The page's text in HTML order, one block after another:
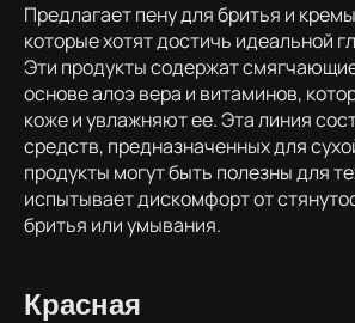
Предлагает пену для бритья и
которые хотят достичь идеальной
Эти продукты содержат
основе алоэ вера и витаминов,
коже и увлажняют ее. Эта линия
средств, предназначенных для
продукты могут быть полезны для
испытывает дискомфорт от
бритья или умывания.
Красная